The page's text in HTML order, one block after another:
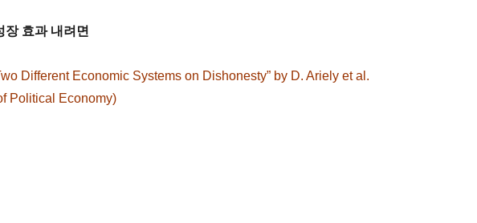
장 효과 내려면
Different Economic Systems on Dishonesty” by D. Ariely et al.
Political Economy)